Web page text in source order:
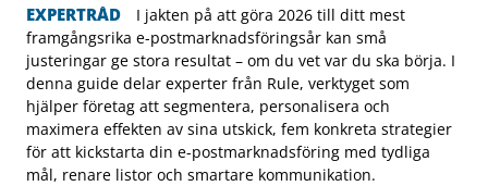
EXPERTRÅD
I jakten på att göra 2026 till ditt mest
framgångsrika e-postmarknadsföringsår kan små
justeringar ge stora resultat – om du vet var du ska börja. I
denna guide delar experter från Rule, verktyget som
hjälper företag att segmentera, personalisera och
maximera effekten av sina utskick, fem konkreta strategier
för att kickstarta din e-postmarknadsföring med tydliga
mål, renare listor och smartare kommunikation.